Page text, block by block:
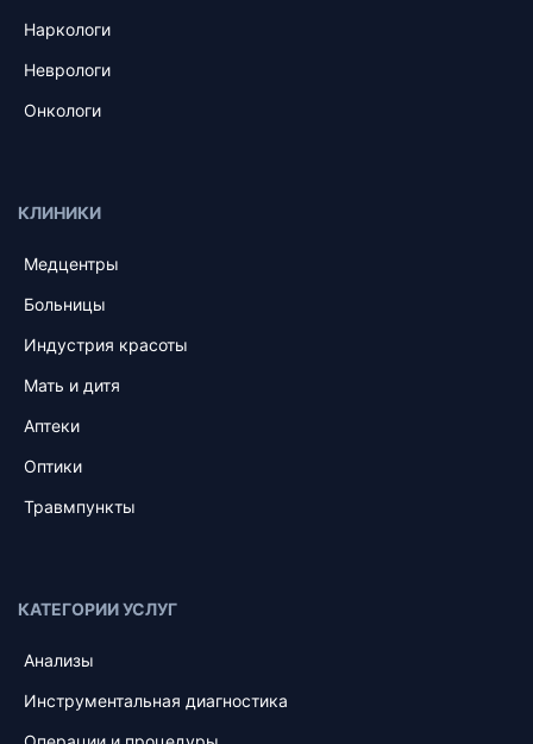
Наркологи
Неврологи
Онкологи
КЛИНИКИ
Медцентры
Больницы
Индустрия красоты
Мать и дитя
Аптеки
Оптики
Травмпункты
КАТЕГОРИИ УСЛУГ
Анализы
Инструментальная диагностика